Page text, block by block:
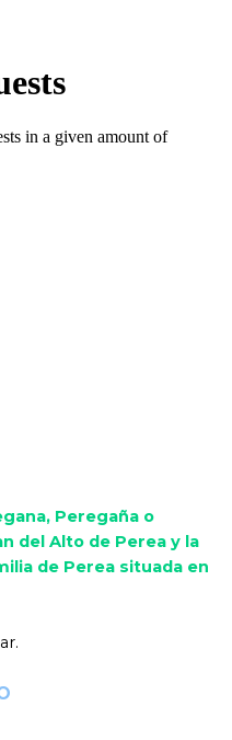
Peregaña o
del Alto de Perea y la
de Perea situada en